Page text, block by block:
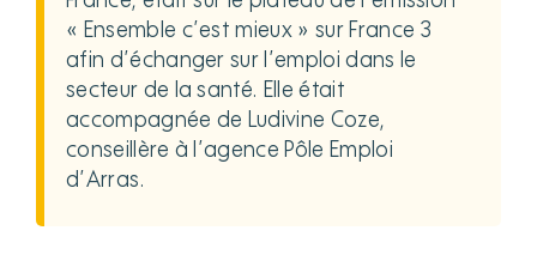
« Ensemble c’est mieux » sur France 3
afin d’échanger sur l’emploi dans le
secteur de la santé. Elle était
accompagnée de Ludivine Coze,
conseillère à l’agence Pôle Emploi
d’Arras.